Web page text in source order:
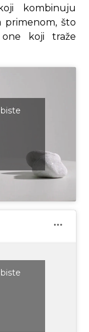
kombinuju
primenom, što
koji traže